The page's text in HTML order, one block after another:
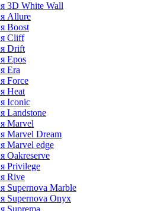
3D White Wall
Allure
Boost
Cliff
Drift
Epos
Era
Force
Heat
Iconic
Landstone
Marvel
Marvel Dream
Marvel edge
Oakreserve
Privilege
Rive
Supernova Marble
Supernova Onyx
Suprema